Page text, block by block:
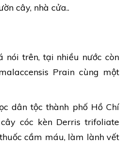
cây, nhà cửa..
nói trên, tại nhiều nước còn
Prain cùng một
dân tộc thành phố Hồ Chí
cóc kèn Derris trifoliate
cầm máu, làm lành vết